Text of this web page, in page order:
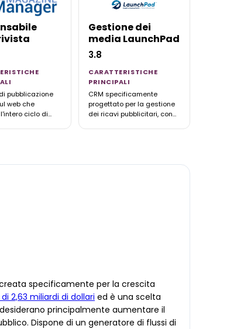
pubblicazione
web che
ciclo di
in tutto il
Gestione dei
media LaunchPad
3.8
CARATTERISTICHE
PRINCIPALI
CRM specificamente
progettato per la gestione
dei ricavi pubblicitari, con
Mailchimp, Omeda e
specificamente per la crescita
2,63 miliardi di dollari ed è una scelta
principalmente aumentare il
Dispone di un generatore di flussi di